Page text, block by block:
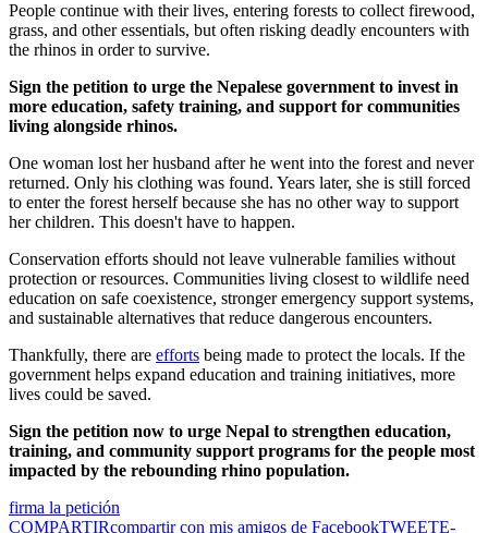
People continue with their lives, entering forests to collect firewood,
grass, and other essentials, but often risking deadly encounters with
the rhinos in order to survive.
Sign the petition to urge the Nepalese government to invest in
more education, safety training, and support for communities
living alongside rhinos.
One woman lost her husband after he went into the forest and never
returned. Only his clothing was found. Years later, she is still forced
to enter the forest herself because she has no other way to support
her children. This doesn't have to happen.
Conservation efforts should not leave vulnerable families without
protection or resources. Communities living closest to wildlife need
education on safe coexistence, stronger emergency support systems,
and sustainable alternatives that reduce dangerous encounters.
Thankfully, there are efforts being made to protect the locals. If the
government helps expand education and training initiatives, more
lives could be saved.
Sign the petition now to urge Nepal to strengthen education,
training, and community support programs for the people most
impacted by the rebounding rhino population.
firma la petición
COMPARTIRcompartir con mis amigos de FacebookTWEETE-